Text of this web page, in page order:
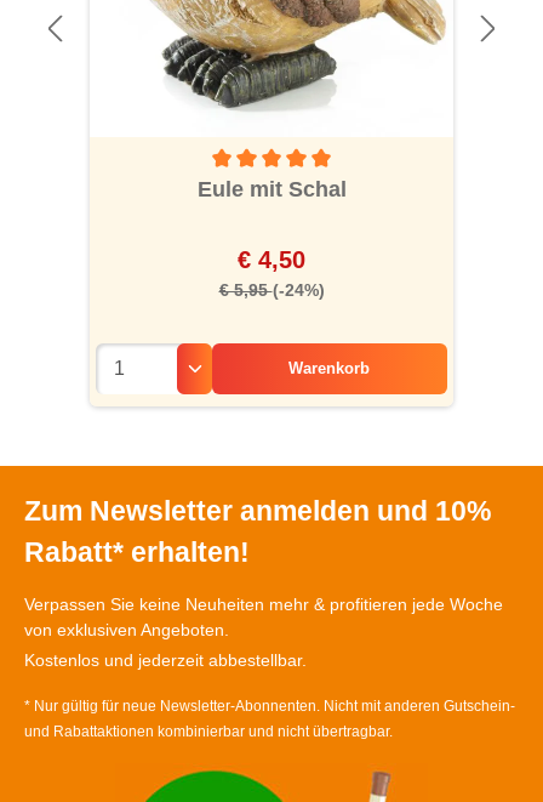
Durchschnittliche Bewertung von 5 von 5
Eule mit Schal
€ 4,50
€ 5,95(-24%)
Warenkorb
Zum Newsletter anmelden und 10%
Rabatt* erhalten!
Verpassen Sie keine Neuheiten mehr & profitieren jede Woche
von exklusiven Angeboten.
Kostenlos und jederzeit abbestellbar.
* Nur gültig für neue Newsletter-Abonnenten. Nicht mit anderen Gutschein-
und Rabattaktionen kombinierbar und nicht übertragbar.